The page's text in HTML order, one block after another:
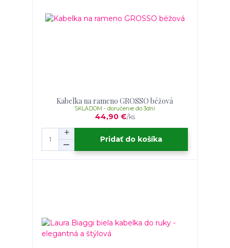
Kabelka na rameno GROSSO béžová
44,90 €/ks
SKLADOM - doručenie do 3dní
Pridať do košíka